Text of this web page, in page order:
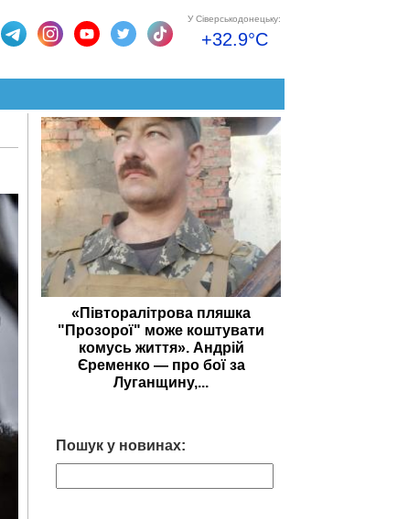
У Сіверськодонецьку:
+32.9°C
«Півторалітрова пляшка
"Прозорої" може коштувати
комусь життя». Андрій
Єременко — про бої за
Луганщину,...
Пошук у новинах: